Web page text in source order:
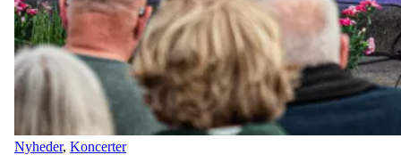
Nyheder, Koncerter